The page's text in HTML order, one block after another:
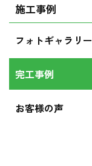
施工事例
フォトギャラリー
完工事例
お客様の声